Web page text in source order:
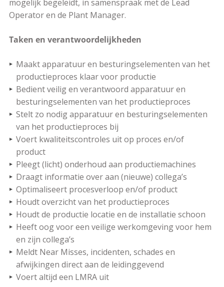
mogelijk begeleidt, in samenspraak met de Lead
Operator en de Plant Manager.
Taken en verantwoordelijkheden
Maakt apparatuur en besturingselementen van het
productieproces klaar voor productie
Bedient veilig en verantwoord apparatuur en
besturingselementen van het productieproces
Stelt zo nodig apparatuur en besturingselementen
van het productieproces bij
Voert kwaliteitscontroles uit op proces en/of
product
Pleegt (licht) onderhoud aan productiemachines
Draagt informatie over aan (nieuwe) collega’s
Optimaliseert procesverloop en/of product
Houdt overzicht van het productieproces
Houdt de productie locatie en de installatie schoon
Heeft oog voor een veilige werkomgeving voor hem
en zijn collega’s
Meldt Near Misses, incidenten, schades en
afwijkingen direct aan de leidinggevend
Voert altijd een LMRA uit